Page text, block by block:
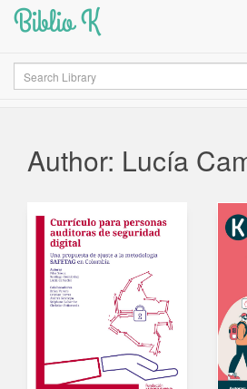
Biblio K
Search
Author: Lucía